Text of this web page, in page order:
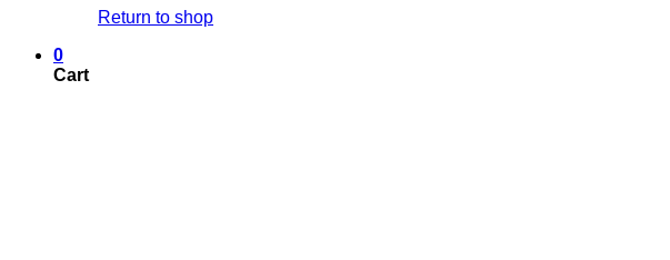
Return to shop
0
Cart